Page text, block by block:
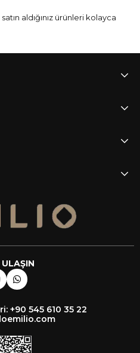
aldığınız ürünleri kolayca
+90 545 610 35 22